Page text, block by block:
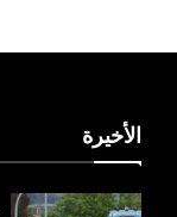
الأخيرة